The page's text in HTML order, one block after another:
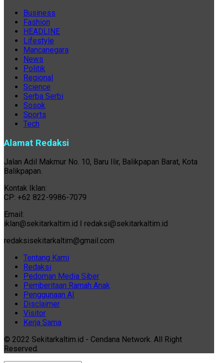
Business
Fashion
HEADLINE
Lifestyle
Mancanegara
News
Politik
Regional
Science
Serba Serbi
Sosok
Sports
Tech
Alamat Redaksi
Jalan Adil Makmur No. 10, Baru Ilir, Balikpapan Barat, Kota
Balikpapan.
Kontak Iklan:
CP: +62 822-9986-7079
Email:
iklan@sekitarkaltim.id I redaksi@sekitarkaltim.id
redaksisekitarkaltim@gmail.com
Tentang Kami
Redaksi
Pedoman Media Siber
Pemberitaan Ramah Anak
Penggunaan AI
Disclaimer
Visitor
Kerja Sama
© 2022 Sekitarkaltim.id - Cendana Network. All Right
Reserved.